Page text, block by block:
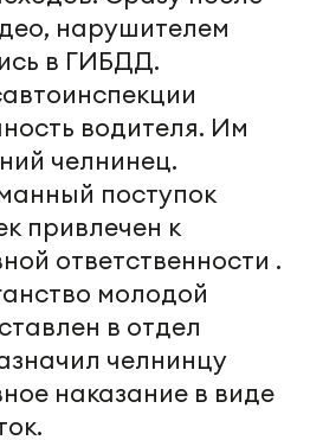
нарушителем
в ГИБДД.
водителя. Им
челнинец.
поступок
привлечен к
ответственности .
молодой
в отдел
челнинцу
наказание в виде